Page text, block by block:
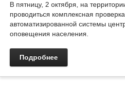
В пятницу, 2 октября, на
проводиться комплексная проверка
автоматизированной системы
оповещения населения.
Подробнее